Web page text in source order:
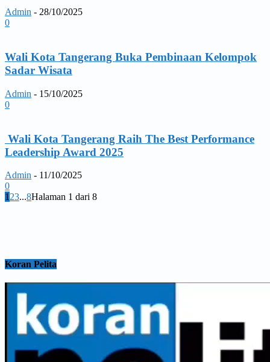
Admin - 28/10/2025
0
Wali Kota Tangerang Buka Pembinaan Kelompok
Sadar Wisata
Admin - 15/10/2025
0
Wali Kota Tangerang Raih The Best Performance
Leadership Award 2025
Admin - 11/10/2025
0
1 23...8Halaman 1 dari 8
Koran Pelita